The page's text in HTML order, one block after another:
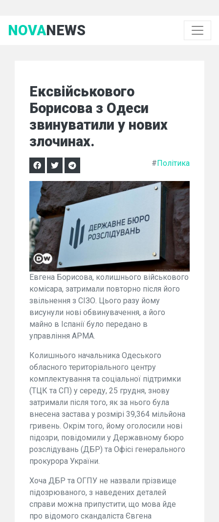
NOVANEWS
Ексвійськового
Борисова з Одеси
звинуватили у нових
злочинах.
#Політика
Евгена Борисова, колишнього військового
комісара, затримали повторно після його
звільнення з СІЗО. Цього разу йому
висунули нові обвинувачення, а його
майно в Іспанії було передано в
управління АРМА.
Колишнього начальника Одеського
обласного територіального центру
комплектування та соціальної підтримки
(ТЦК та СП) у середу, 25 грудня, знову
затримали після того, як за нього була
внесена застава у розмірі 39,364 мільйона
гривень. Окрім того, йому оголосили нові
підозри, повідомили у Державному бюро
розслідувань (ДБР) та Офісі генерального
прокурора України.
Хоча ДБР та ОГПУ не назвали прізвище
підозрюваного, з наведених деталей
справи можна припустити, що мова йде
про відомого скандаліста Євгена